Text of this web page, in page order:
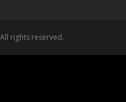
rights reserved.